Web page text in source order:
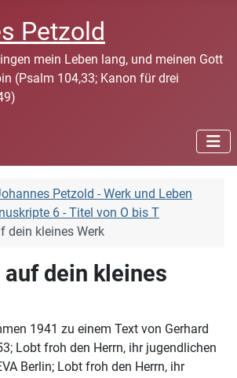
mein Leben lang, und meinen Gott
(Psalm 104,33; Kanon für drei
Petzold - Werk und Leben
6 - Titel von O bis T
dein kleines Werk
dein kleines
1941 zu einem Text von Gerhard
Lobt froh den Herrn, ihr jugendlichen
Berlin; Lobt froh den Herrn, ihr